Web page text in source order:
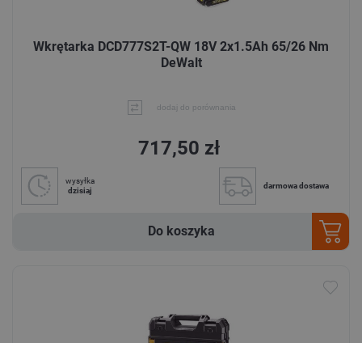
Wkrętarka DCD777S2T-QW 18V 2x1.5Ah 65/26 Nm
DeWalt
dodaj do porównania
717,50 zł
wysyłka
dzisiaj
darmowa dostawa
Do koszyka